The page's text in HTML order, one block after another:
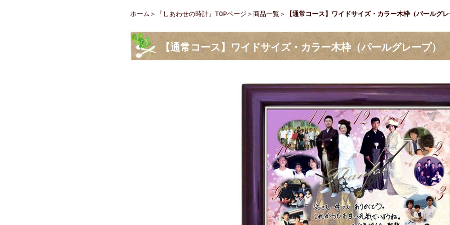
ホーム ＞ 『しあわせの時計』TOPページ ＞ 商品一覧 ＞ 【通常コース】ワイドサイズ・カラー木枠（パールグ
【通常コース】ワイドサイズ・カラー木枠（パールグレープ）